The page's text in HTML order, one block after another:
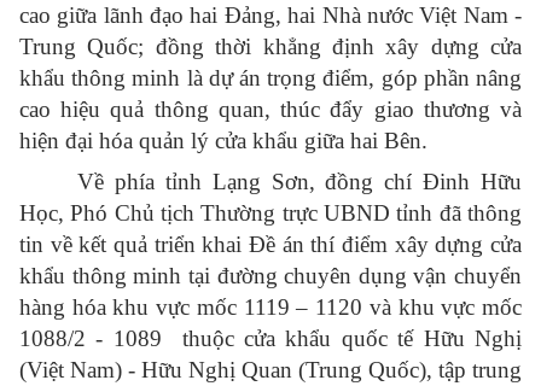
cao giữa lãnh đạo hai Đảng, hai Nhà nước Việt Nam -
Trung Quốc; đồng thời khẳng định xây dựng cửa
khẩu thông minh là dự án trọng điểm, góp phần nâng
cao hiệu quả thông quan, thúc đẩy giao thương và
hiện đại hóa quản lý cửa khẩu giữa hai Bên.
Về phía tỉnh Lạng Sơn, đồng chí Đinh Hữu
Học, Phó Chủ tịch Thường trực UBND tỉnh đã thông
tin về kết quả triển khai Đề án thí điểm xây dựng cửa
khẩu thông minh tại đường chuyên dụng vận chuyển
hàng hóa khu vực mốc 1119 – 1120 và khu vực mốc
1088/2 - 1089 thuộc cửa khẩu quốc tế Hữu Nghị
(Việt Nam) - Hữu Nghị Quan (Trung Quốc), tập trung